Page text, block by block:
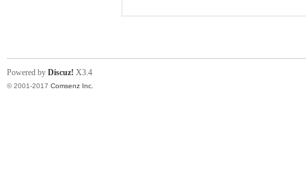
Powered by Discuz! X3.4
© 2001-2017 Comsenz Inc.